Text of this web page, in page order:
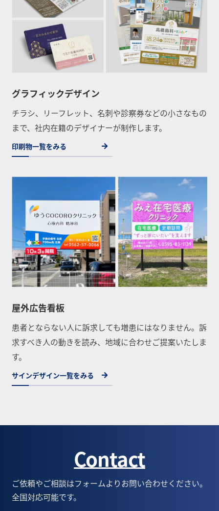
グラフィックデザイン
チラシ、リーフレット、名刺や診察券などの小さなもの
まで、社内在籍のデザイナーが制作します。
印刷物一覧をみる
屋外広告看板
患者とならない人に訴求しても増患にはなりません。訴
求すべき人の動きを読み、地域に合わせご提案いたしま
す。
サインデザイン一覧をみる
Contact
ご依頼やご相談はフォームよりお問い合わせください。
全国対応可能です。